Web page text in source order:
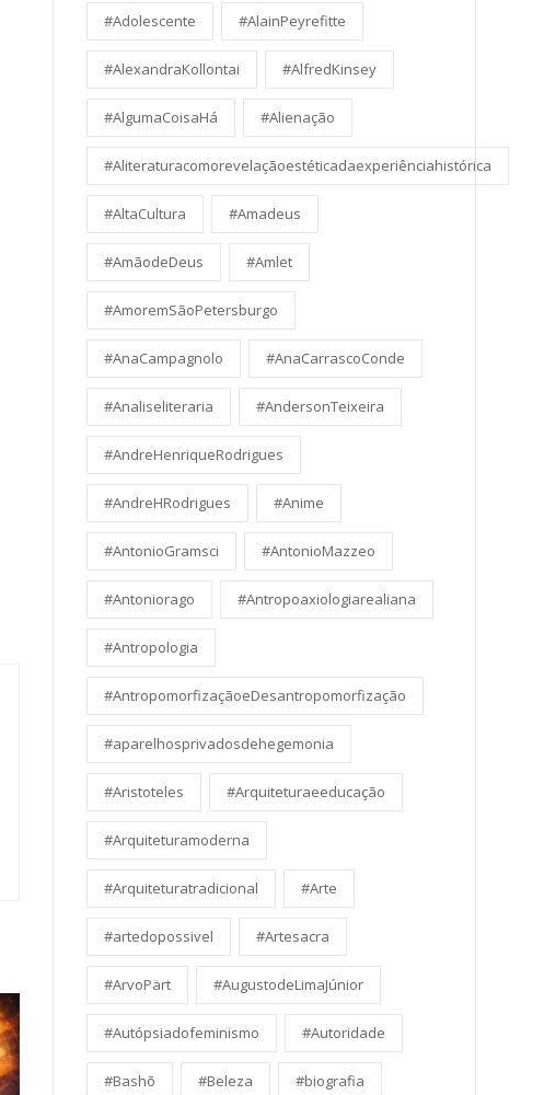
#Adolescente #AlainPeyrefitte
#AlexandraKollontai #AlfredKinsey
#AlgumaCoisaHá #Alienação
#Aliteraturacomorevelaçãoestéticadaexperiênciahistórica
#AltaCultura #Amadeus
#AmãodeDeus #Amlet
#AmoremSãoPetersburgo
#AnaCampagnolo #AnaCarrascoConde
#Analiseliteraria #AndersonTeixeira
#AndreHenriqueRodrigues
#AndreHRodrigues #Anime
#AntonioGramsci #AntonioMazzeo
#Antoniorago #Antropoaxiologiarealiana
#Antropologia
#AntropomorfizaçãoeDesantropomorfização
#aparelhosprivadosdehegemonia
#Aristoteles #Arquiteturaeeducação
#Arquiteturamoderna
#Arquiteturatradicional #Arte
#artedopossivel #Artesacra
#ArvoPärt #AugustodeLimaJúnior
#Autópsiadofeminismo #Autoridade
#Bashō #Beleza #biografia